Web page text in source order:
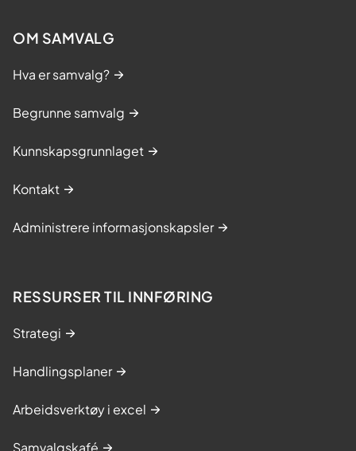
OM SAMVALG
Hva er samvalg?
Begrunne samvalg
Kunnskapsgrunnlaget
Kontakt
Administrere informasjonskapsler
RESSURSER TIL INNFØRING
Strategi
Handlingsplaner
Arbeidsverktøy i excel
Samvalgskafé